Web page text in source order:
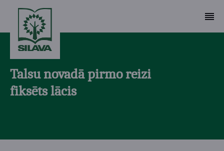
Talsu novadā pirmo reizi
fiksēts lācis